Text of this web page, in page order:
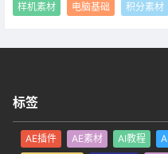
样机素材
电脑基础 积分素材
标签
AE插件 AE素材 AI教程